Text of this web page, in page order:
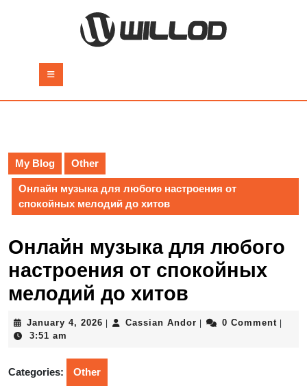
Button
My Blog Other
Онлайн музыка для любого настроения от
спокойных мелодий до хитов
Онлайн музыка для любого
настроения от спокойных
мелодий до хитов
January 4, 2026 JanuaryCassian Andor Cassian0 Comment
3:51 am
Categories: Other